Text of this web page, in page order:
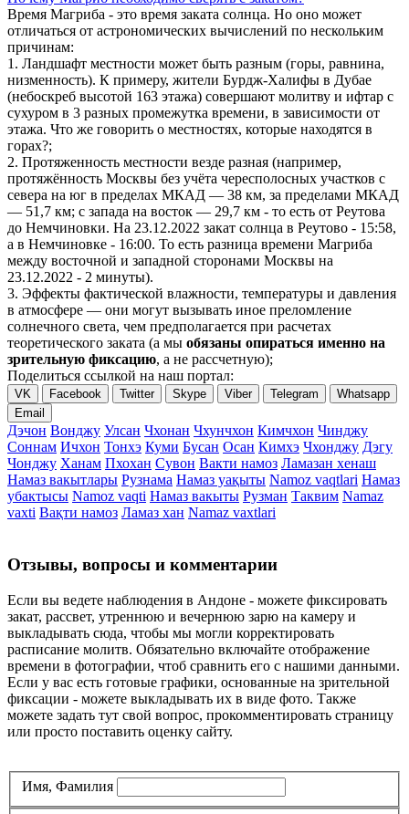
Время Магриба - это время заката солнца. Но оно может
отличаться от астрономических вычислений по нескольким
причинам:
1. Ландшафт местности может быть разным (горы, равнина,
низменность). К примеру, жители Бурдж-Халифы в Дубае
(небоскреб высотой 163 этажа) совершают молитву и ифтар с
сухуром в 3 разных промежутка времени, в зависимости от
этажа. Что же говорить о местностях, которые находятся в
горах?;
2. Протяженность местности везде разная (например,
протяжённость Москвы без учёта чересполосных участков с
севера на юг в пределах МКАД — 38 км, за пределами МКАД
— 51,7 км; с запада на восток — 29,7 км - то есть от Реутова
до Немчиновки. На 23.12.2022 закат солнца в Реутово - 15:58,
а в Немчиновке - 16:00. То есть разница времени Магриба
между восточной и западной сторонами Москвы на
23.12.2022 - 2 минуты).
3. Эффекты фактической влажности, температуры и давления
в атмосфере — они могут вызывать иное преломление
солнечного света, чем предполагается при расчетах
теоретического заката (а мы обязаны опираться именно на
зрительную фиксацию, а не рассчетную);
Поделиться ссылкой на наш портал:
VK Facebook Twitter Skype Viber Telegram
Whatsapp
Email
Дэчон Вонджу Улсан Чхонан Чхунчхон Кимчхон Чинджу
Соннам Ичхон Тонхэ Куми Бусан Осан Кимхэ Чхонджу Дэгу
Чонджу Ханам Пхохан Сувон Вакти намоз Ламазан хенаш
Намаз вакытлары Рузнама Намаз уақыты Namoz vaqtlari Намаз
убактысы Namoz vaqti Намаз вакыты Рузман Таквим Namaz
vaxti Вақти намоз Ламаз хан Namaz vaxtlari
Отзывы, вопросы и комментарии
Если вы ведете наблюдения в Андоне - можете фиксировать
закат, рассвет, утреннюю и вечернюю зарю на камеру и
выкладывать сюда, чтобы мы могли корректировать
расписание молитв. Обязательно включайте отображение
времени в фотографии, чтоб сравнить его с нашими данными.
Если у вас есть готовые графики, основанные на зрительной
фиксации - можете выкладывать их в виде фото. Также
можете задать тут свой вопрос, прокомментировать страницу
или просто поставить оценку сайту.
Имя, Фамилия